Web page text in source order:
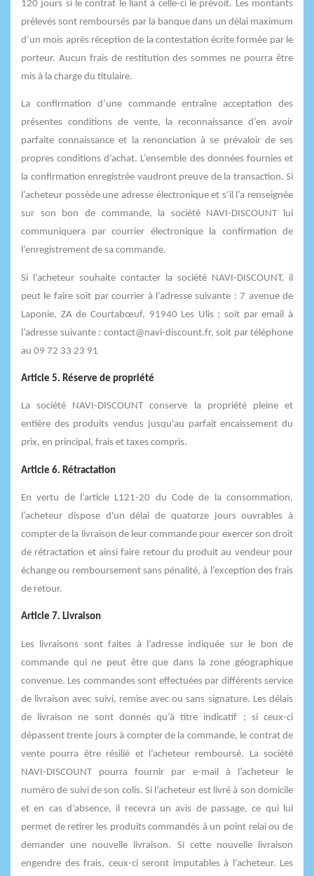
120 jours si le contrat le liant à celle-ci le prévoit. Les montants
prélevés sont remboursés par la banque dans un délai maximum
d’un mois après réception de la contestation écrite formée par le
porteur. Aucun frais de restitution des sommes ne pourra être
mis à la charge du titulaire.
La confirmation d’une commande entraîne acceptation des
présentes conditions de vente, la reconnaissance d’en avoir
parfaite connaissance et la renonciation à se prévaloir de ses
propres conditions d’achat. L’ensemble des données fournies et
la confirmation enregistrée vaudront preuve de la transaction. Si
l’acheteur possède une adresse électronique et s’il l’a renseignée
sur son bon de commande, la société NAVI-DISCOUNT lui
communiquera par courrier électronique la confirmation de
l’enregistrement de sa commande.
Si l’acheteur souhaite contacter la société NAVI-DISCOUNT, il
peut le faire soit par courrier à l’adresse suivante : 7 avenue de
Laponie, ZA de Courtabœuf, 91940 Les Ulis ; soit par email à
l’adresse suivante : contact@navi-discount.fr, soit par téléphone
au 09 72 33 23 91
Article 5. Réserve de propriété
La société NAVI-DISCOUNT conserve la propriété pleine et
entière des produits vendus jusqu'au parfait encaissement du
prix, en principal, frais et taxes compris.
Article 6. Rétractation
En vertu de l’article L121-20 du Code de la consommation,
l’acheteur dispose d'un délai de quatorze jours ouvrables à
compter de la livraison de leur commande pour exercer son droit
de rétractation et ainsi faire retour du produit au vendeur pour
échange ou remboursement sans pénalité, à l’exception des frais
de retour.
Article 7. Livraison
Les livraisons sont faites à l’adresse indiquée sur le bon de
commande qui ne peut être que dans la zone géographique
convenue. Les commandes sont effectuées par différents service
de livraison avec suivi, remise avec ou sans signature. Les délais
de livraison ne sont donnés qu’à titre indicatif ; si ceux-ci
dépassent trente jours à compter de la commande, le contrat de
vente pourra être résilié et l’acheteur remboursé. La société
NAVI-DISCOUNT pourra fournir par e-mail à l’acheteur le
numéro de suivi de son colis. Si l’acheteur est livré à son domicile
et en cas d’absence, il recevra un avis de passage, ce qui lui
permet de retirer les produits commandés à un point relai ou de
demander une nouvelle livraison. Si cette nouvelle livraison
engendre des frais, ceux-ci seront imputables à l’acheteur. Les